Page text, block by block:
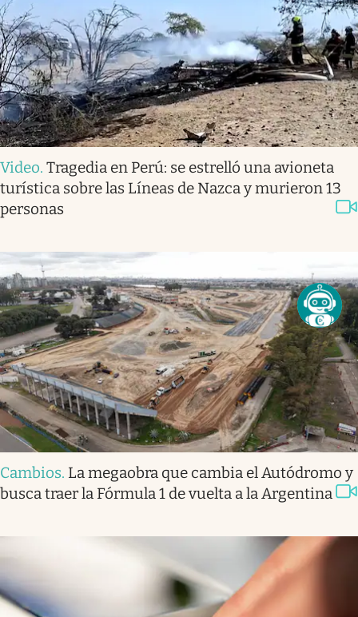
Video. Tragedia en Perú: se estrelló una avioneta
turística sobre las Líneas de Nazca y murieron 13
personas
Cambios. La megaobra que cambia el Autódromo y
busca traer la Fórmula 1 de vuelta a la Argentina